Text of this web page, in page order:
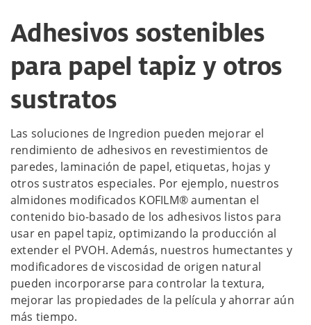
Adhesivos sostenibles
para papel tapiz y otros
sustratos
Las soluciones de Ingredion pueden mejorar el
rendimiento de adhesivos en revestimientos de
paredes, laminación de papel, etiquetas, hojas y
otros sustratos especiales. Por ejemplo, nuestros
almidones modificados KOFILM® aumentan el
contenido bio-basado de los adhesivos listos para
usar en papel tapiz, optimizando la producción al
extender el PVOH. Además, nuestros humectantes y
modificadores de viscosidad de origen natural
pueden incorporarse para controlar la textura,
mejorar las propiedades de la película y ahorrar aún
más tiempo.